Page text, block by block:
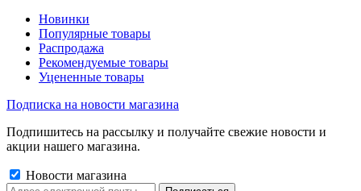
Новинки
Популярные товары
Распродажа
Рекомендуемые товары
Уцененные товары
Подписка на новости магазина
Подпишитесь на рассылку и получайте свежие новости и
акции нашего магазина.
Новости магазина